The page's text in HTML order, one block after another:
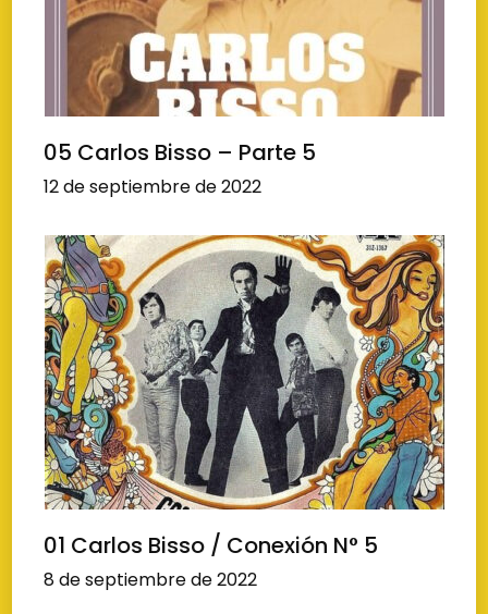
05 Carlos Bisso – Parte 5
12 de septiembre de 2022
01 Carlos Bisso / Conexión N° 5
8 de septiembre de 2022